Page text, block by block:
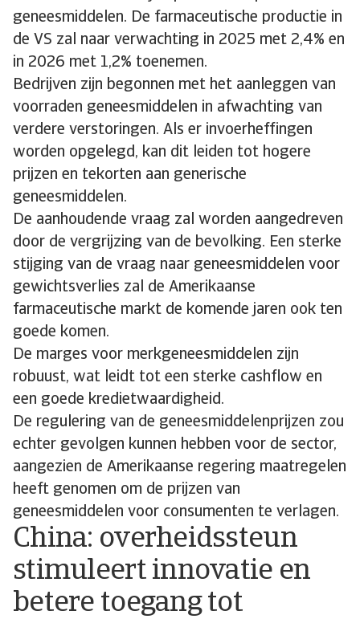
geneesmiddelen. De farmaceutische productie in
de VS zal naar verwachting in 2025 met 2,4% en
in 2026 met 1,2% toenemen.
Bedrijven zijn begonnen met het aanleggen van
voorraden geneesmiddelen in afwachting van
verdere verstoringen. Als er invoerheffingen
worden opgelegd, kan dit leiden tot hogere
prijzen en tekorten aan generische
geneesmiddelen.
De aanhoudende vraag zal worden aangedreven
door de vergrijzing van de bevolking. Een sterke
stijging van de vraag naar geneesmiddelen voor
gewichtsverlies zal de Amerikaanse
farmaceutische markt de komende jaren ook ten
goede komen.
De marges voor merkgeneesmiddelen zijn
robuust, wat leidt tot een sterke cashflow en
een goede kredietwaardigheid.
De regulering van de geneesmiddelenprijzen zou
echter gevolgen kunnen hebben voor de sector,
aangezien de Amerikaanse regering maatregelen
heeft genomen om de prijzen van
geneesmiddelen voor consumenten te verlagen.
China: overheidssteun
stimuleert innovatie en
betere toegang tot